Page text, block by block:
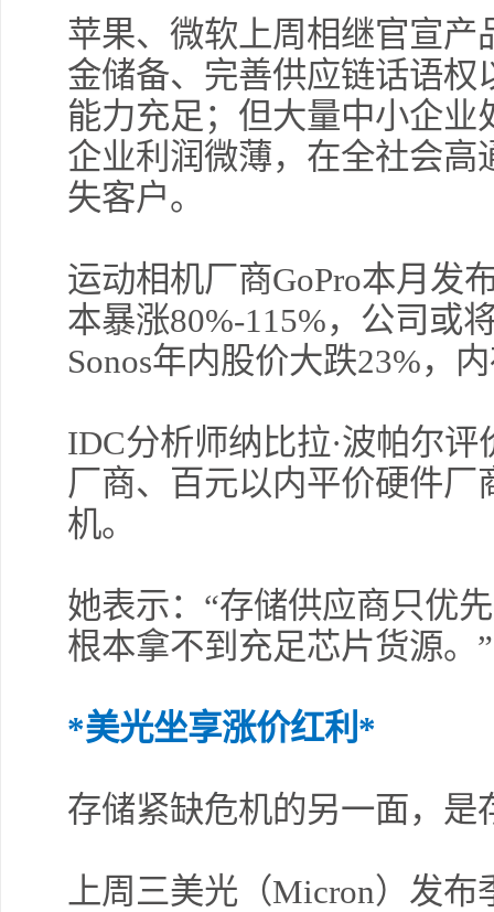
苹果、微软上周相继官宣
金储备、完善供应链话语
能力充足；但大量中小企
企业利润微薄，在全社会
失客户。
运动相机厂商GoPro本月发
本暴涨80%-115%，公司或
Sonos年内股价大跌23%，
IDC分析师纳比拉·波帕尔
厂商、百元以内平价硬件
机。
她表示：“存储供应商只优
根本拿不到充足芯片货源。”
*美光坐享涨价红利*
存储紧缺危机的另一面，是
上周三美光（Micron）发